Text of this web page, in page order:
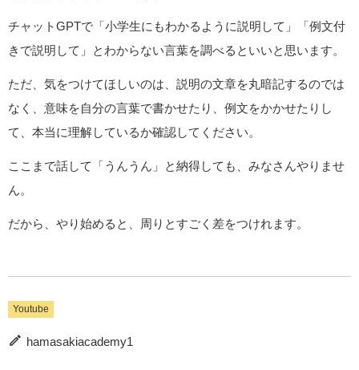
チャットGPTで「小学生にもわかるように説明して」「例文付
きで説明して」とわからない言葉を調べるといいと思います。
ただ、気をつけてほしいのは、説明の文章を丸暗記するのでは
なく、意味を自分の言葉で書かせたり、例文をかかせたりし
て、本当に理解しているか確認してください。
ここまで話して「うんうん」と納得しても、みなさんやりませ
ん。
だから、やり始めると、周りとすごく差をつけれます。
Youtube
hamasakiacademy1